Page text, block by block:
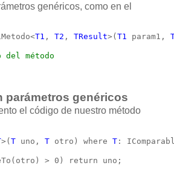
genéricos, como en el
T1 , T2 , TResult>( T1 param1,
método
parámetros genéricos
el código de nuestro método
>( T uno, T otro) where T :
> 0) return uno;